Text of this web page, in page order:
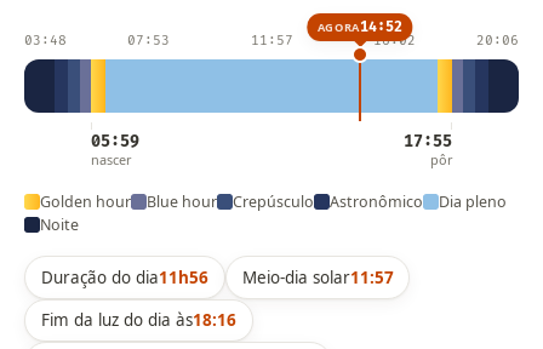
03:48 07:53 11:57 16:02 20:06
AGORA14:52
05:59
nascer
17:55
pôr
Golden hour Blue hour Crepúsculo Astronômico
Dia pleno
Noite
Duração do dia11h56 Meio-dia solar11:57
Fim da luz do dia às18:16